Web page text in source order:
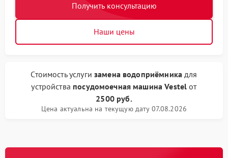
Получить консультацию
Наши цены
Стоимость услуги замена водоприёмникадля
устройства посудомоечная машина Vestel от
2500 руб.
Цена актуальна на текущую дату 07.08.2026